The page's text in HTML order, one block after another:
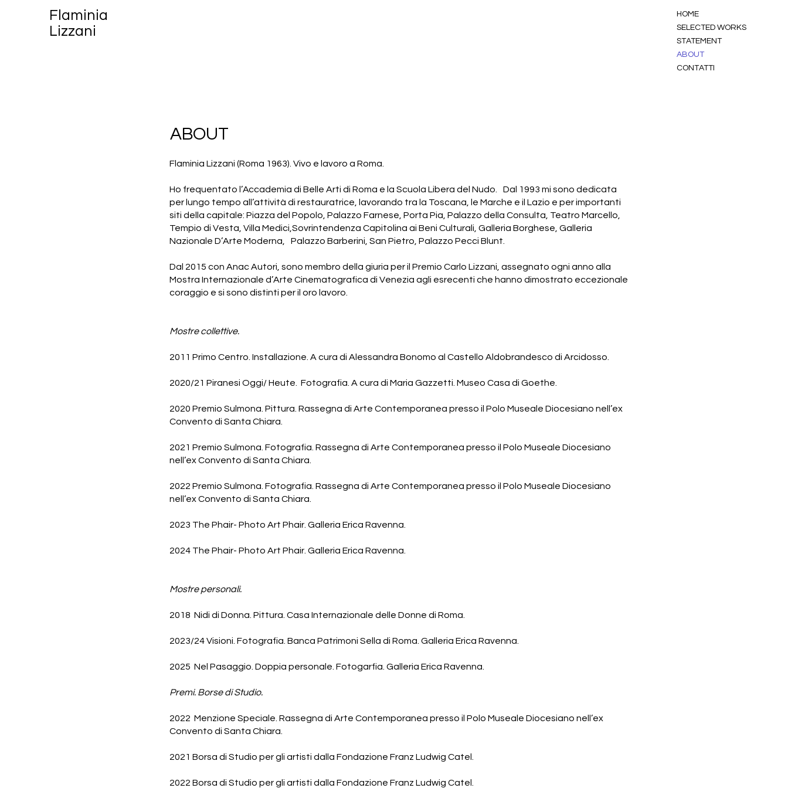
Flaminia
Lizzani
HOME
SELECTED WORKS
STATEMENT
ABOUT
CONTATTI
ABOUT
Flaminia Lizzani (Roma 1963). Vivo e lavoro a Roma.
Ho frequentato l’Accademia di Belle Arti di Roma e la Scuola Libera del Nudo. Dal 1993 mi sono dedicata
per lungo tempo all’attività di restauratrice, lavorando tra la Toscana, le Marche e il Lazio e per importanti
siti della capitale: Piazza del Popolo, Palazzo Farnese, Porta Pia, Palazzo della Consulta, Teatro Marcello,
Tempio di Vesta, Villa Medici,Sovrintendenza Capitolina ai Beni Culturali, Galleria Borghese, Galleria
Nazionale D’Arte Moderna, Palazzo Barberini, San Pietro, Palazzo Pecci Blunt.
Dal 2015 con Anac Autori, sono membro della giuria per il Premio Carlo Lizzani, assegnato ogni anno alla
Mostra Internazionale d’Arte Cinematografica di Venezia agli esrecenti che hanno dimostrato eccezionale
coraggio e si sono distinti per il oro lavoro.
Mostre collettive.
2011 Primo Centro. Installazione. A cura di Alessandra Bonomo al Castello Aldobrandesco di Arcidosso.
2020/21 Piranesi Oggi/ Heute. Fotografia. A cura di Maria Gazzetti. Museo Casa di Goethe.
2020 Premio Sulmona. Pittura. Rassegna di Arte Contemporanea presso il Polo Museale Diocesiano nell’ex
Convento di Santa Chiara.
2021 Premio Sulmona. Fotografia. Rassegna di Arte Contemporanea presso il Polo Museale Diocesiano
nell’ex Convento di Santa Chiara.
2022 Premio Sulmona. Fotografia. Rassegna di Arte Contemporanea presso il Polo Museale Diocesiano
nell’ex Convento di Santa Chiara.
2023 The Phair- Photo Art Phair. Galleria Erica Ravenna.
2024 The Phair- Photo Art Phair. Galleria Erica Ravenna.
Mostre personali.
2018 Nidi di Donna. Pittura. Casa Internazionale delle Donne di Roma.
2023/24 Visioni. Fotografia. Banca Patrimoni Sella di Roma. Galleria Erica Ravenna.
2025 Nel Pasaggio. Doppia personale. Fotogarfia. Galleria Erica Ravenna.
Premi. Borse di Studio.
2022 Menzione Speciale. Rassegna di Arte Contemporanea presso il Polo Museale Diocesiano nell’ex
Convento di Santa Chiara.
2021 Borsa di Studio per gli artisti dalla Fondazione Franz Ludwig Catel.
2022 Borsa di Studio per gli artisti dalla Fondazione Franz Ludwig Catel.